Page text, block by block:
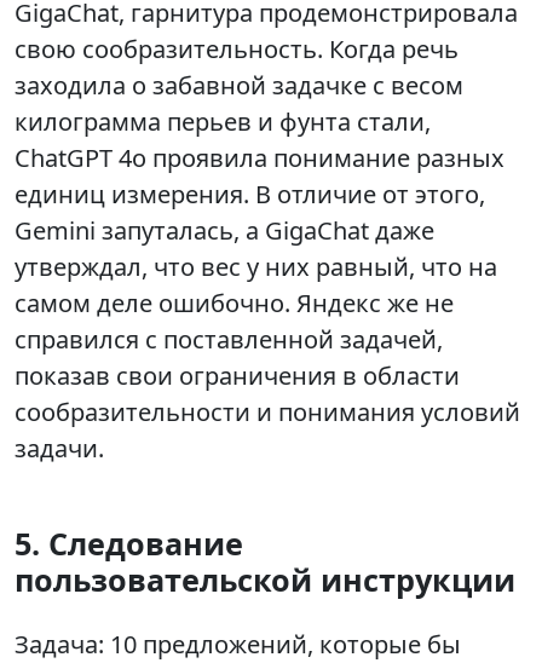
GigaChat, гарнитура продемонстрировала
свою сообразительность. Когда речь
заходила о забавной задачке с весом
килограмма перьев и фунта стали,
ChatGPT 4o проявила понимание разных
единиц измерения. В отличие от этого,
Gemini запуталась, а GigaChat даже
утверждал, что вес у них равный, что на
самом деле ошибочно. Яндекс же не
справился с поставленной задачей,
показав свои ограничения в области
сообразительности и понимания условий
задачи.
5. Следование
пользовательской инструкции
Задача: 10 предложений, которые бы